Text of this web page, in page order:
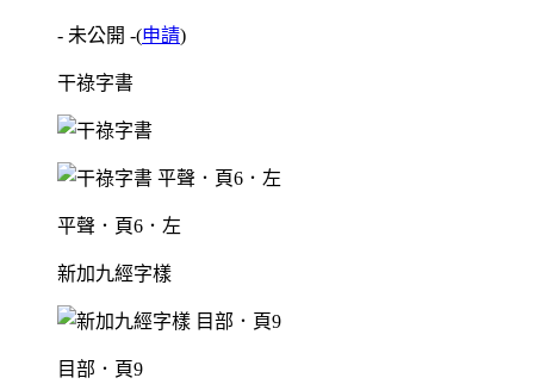
- 未公開 -(申請)
干祿字書
平聲．頁6．左
新加九經字樣
目部．頁9